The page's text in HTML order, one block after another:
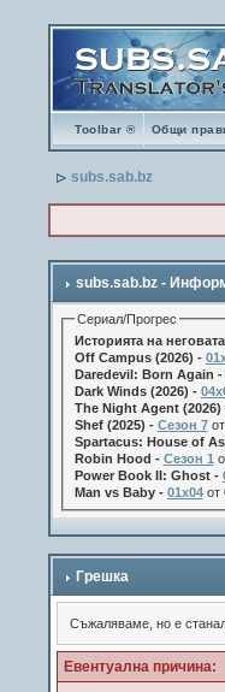
Toolbar ® Общи
subs.sab.bz
subs.sab.bz -
Сериал/Прогрес
Историята на
Off Campus (2026) -
Daredevil: Born Again -
Dark Winds (2026) -
The Night Agent (2026)
Shef (2025) - Сезон 7от
Spartacus: House of
Robin Hood - Сезон 1
Power Book II: Ghost -
Man vs Baby - 01x04от
Грешка
Съжалявамe, но е
Евентуална причина: